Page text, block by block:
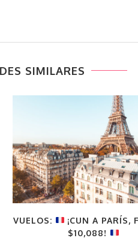
SIMILARES
VUELOS:
¡CUN A PARÍS,
$10,088!